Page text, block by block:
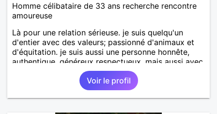
Homme célibataire de 33 ans recherche rencontre
amoureuse
Là pour une relation sérieuse. je suis quelqu'un
d'entier avec des valeurs; passionné d'animaux et
d'équitation. je suis aussi une personne honnête,
authentique, généreux respectueux ,mais aussi avec
du l'humour, de l'ambition, indépendant et aussi
entreprenant pour certaine chose de la vie,
convivial aime les sortis en pleine air mais aussi
rester tranquille. le sport aller courir . j'aime la
Voir le profil